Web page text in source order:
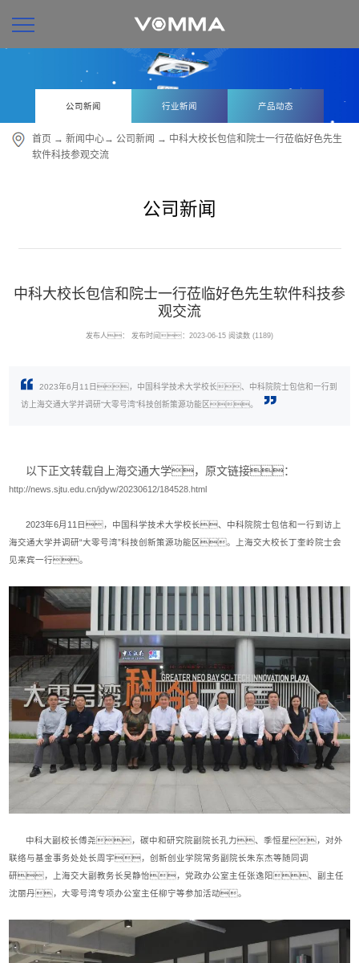
公司新闻 行业新闻 产品动态
首页 → 新闻中心→ 公司新闻 → 中科大校长包信和院士一行莅临好色先生
软件科技参观交流
公司新闻
中科大校长包信和院士一行莅临好色先生软件科技参
观交流
发布人： 发布时间：2023-06-15 阅读数 (1189)
2023年6月11日，中国科学技术大学校长、中科院院士包信和一行到
访上海交通大学并调研“大零号湾”科技创新策源功能区。
以下正文转载自上海交通大学，原文链接：
http://news.sjtu.edu.cn/jdyw/20230612/184528.html
2023年6月11日，中国科学技术大学校长、中科院院士包信和一行到访上
海交通大学并调研“大零号湾”科技创新策源功能区。上海交大校长丁奎岭院士会
见来宾一行。
中科大副校长傅尧，碳中和研究院副院长孔力、季恒星，对外
联络与基金事务处处长周宇，创新创业学院常务副院长朱东杰等随同调
研，上海交大副教务长吴静怡，党政办公室主任张逸阳、副主任
沈丽丹，大零号湾专项办公室主任柳宁等参加活动。